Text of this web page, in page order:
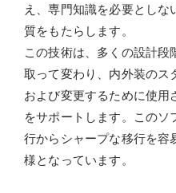
え、専門知識を必要とし
質をもたらします。
この技術は、多くの設計
取って変わり、内外装のス
および変更するために使用
をサポートします。この
行からシャープな移行を容
様となっています。